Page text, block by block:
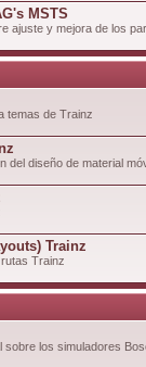
MSTS
ajuste y mejora de los
temas de Trainz
del diseño de material
Trainz
Trainz
sobre los simuladores